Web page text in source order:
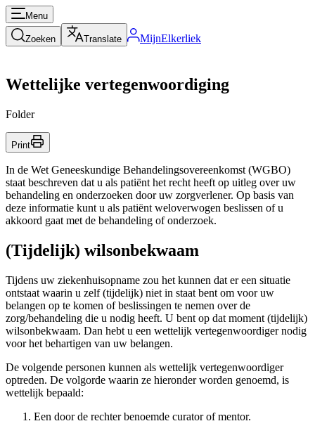
Menu
Zoeken Translate MijnElkerliek
Wettelijke vertegenwoordiging
Folder
Print
In de Wet Geneeskundige Behandelingsovereenkomst (WGBO)
staat beschreven dat u als patiënt het recht heeft op uitleg over uw
behandeling en onderzoeken door uw zorgverlener. Op basis van
deze informatie kunt u als patiënt weloverwogen beslissen of u
akkoord gaat met de behandeling of onderzoek.
(Tijdelijk) wilsonbekwaam
Tijdens uw ziekenhuisopname zou het kunnen dat er een situatie
ontstaat waarin u zelf (tijdelijk) niet in staat bent om voor uw
belangen op te komen of beslissingen te nemen over de
zorg/behandeling die u nodig heeft. U bent op dat moment (tijdelijk)
wilsonbekwaam. Dan hebt u een wettelijk vertegenwoordiger nodig
voor het behartigen van uw belangen.
De volgende personen kunnen als wettelijk vertegenwoordiger
optreden. De volgorde waarin ze hieronder worden genoemd, is
wettelijk bepaald:
Een door de rechter benoemde curator of mentor.